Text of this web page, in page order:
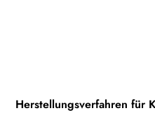
Herstellungsverfahren für